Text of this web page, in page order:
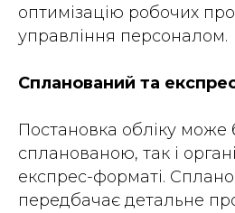
оптимізацію робочих
управління персоналом.
Спланований та
Постановка обліку може
спланованою, так і
експрес-форматі.
передбачає детальне